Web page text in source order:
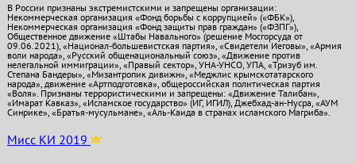
В России признаны экстремистскими и запрещены организации:
Некоммерческая организация «Фонд борьбы с коррупцией» («ФБК»),
Некоммерческая организация «Фонд защиты прав граждан» («ФЗПГ»),
Общественное движение «Штабы Навального» (решение Мосгорсуда от
09.06.2021), «Национал-большевистская партия», «Свидетели Иеговы», «Армия
воли народа», «Русский общенациональный союз», «Движение против
нелегальной иммиграции», «Правый сектор», УНА-УНСО, УПА, «Тризуб им.
Степана Бандеры», «Мизантропик дивижн», «Меджлис крымскотатарского
народа», движение «Артподготовка», общероссийская политическая партия
«Воля». Признаны террористическими и запрещены: «Движение Талибан»,
«Имарат Кавказ», «Исламское государство» (ИГ, ИГИЛ), Джебхад-ан-Нусра, «АУМ
Синрике», «Братья-мусульмане», «Аль-Каида в странах исламского Магриба».
Мисс КИ 2019